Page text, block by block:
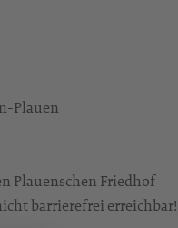
Plauen
Plauenschen Friedhof
barrierefrei erreichbar!